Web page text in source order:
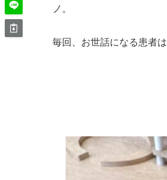
ノ。
毎回、お世話になる患者